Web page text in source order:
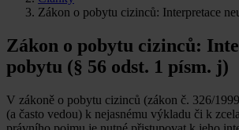
Zákon o pobytu cizinců: Interpretace
Zákon o pobytu cizinců:
pobytu (§ 56 odst. 1 písm. j)
V zákoně o pobytu cizinců (zákon č. 326/
(a často vedou) k nejasnému výkladu či k